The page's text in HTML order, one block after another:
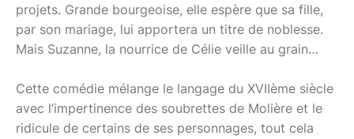
projets. Grande bourgeoise, elle espère que sa fille,
par son mariage, lui apportera un titre de noblesse.
Mais Suzanne, la nourrice de Célie veille au grain…
Cette comédie mélange le langage du XVIIème siècle
avec l’impertinence des soubrettes de Molière et le
ridicule de certains de ses personnages, tout cela